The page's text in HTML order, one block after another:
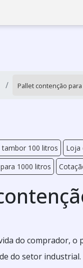
Pallet contenção
tambor 100 litros Loja
1000 litros
do comprador,
do setor industrial.